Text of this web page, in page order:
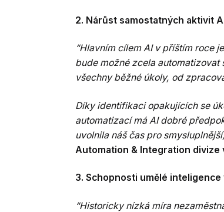
2. Nárůst samostatných aktivit
“Hlavním cílem AI v příštím roce
bude možné zcela
všechny běžné úkoly, od
Díky identifikaci opakujících se
automatizací má AI dobré
uvolnila náš čas pro
Automation & Integration
3. Schopnosti umělé
“Historicky nízká míra